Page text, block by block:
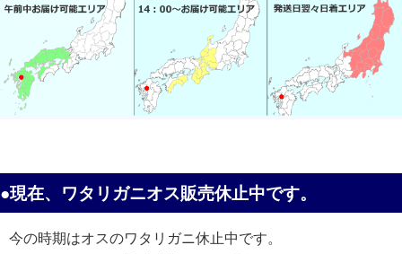
●現在、ワタリガニオス販売休止中です。
今の時期はオスのワタリガニ休止中です。